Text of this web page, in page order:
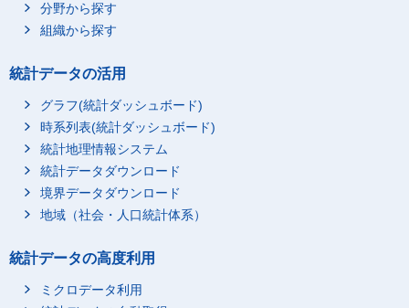
分野から探す
組織から探す
統計データの活用
グラフ(統計ダッシュボード)
時系列表(統計ダッシュボード)
統計地理情報システム
統計データダウンロード
境界データダウンロード
地域（社会・人口統計体系）
統計データの高度利用
ミクロデータ利用